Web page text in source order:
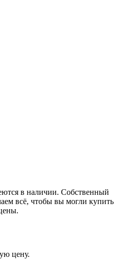
в наличии. Собственный
всё, чтобы вы могли купить
цену.